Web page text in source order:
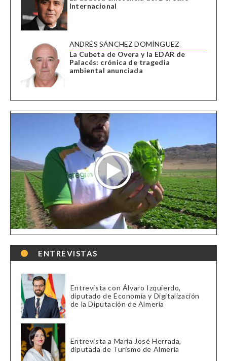
Internacional
ANDRÉS SÁNCHEZ DOMÍNGUEZ
La Cubeta de Overa y la EDAR de
Palacés: crónica de tragedia
ambiental anunciada
ENTREVISTAS
Entrevista con Álvaro Izquierdo,
diputado de Economía y Digitalización
de la Diputación de Almería
Entrevista a María José Herrada,
diputada de Turismo de Almería